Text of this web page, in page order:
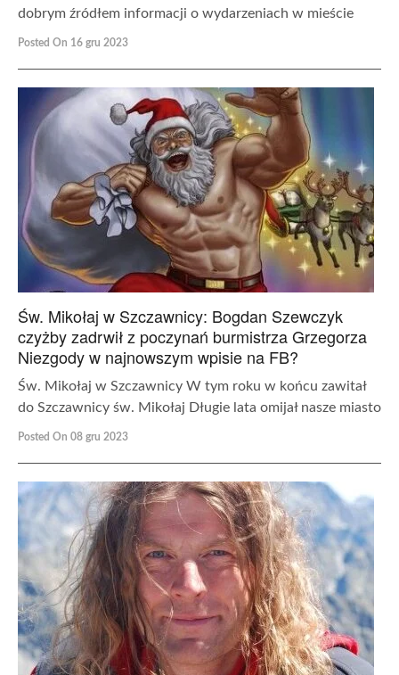
dobrym źródłem informacji o wydarzeniach w mieście
Posted On 16 gru 2023
Św. Mikołaj w Szczawnicy: Bogdan Szewczyk
czyżby zadrwił z poczynań burmistrza Grzegorza
Niezgody w najnowszym wpisie na FB?
Św. Mikołaj w Szczawnicy W tym roku w końcu zawitał
do Szczawnicy św. Mikołaj Długie lata omijał nasze miasto
Posted On 08 gru 2023